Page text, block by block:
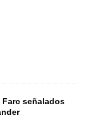
señalados